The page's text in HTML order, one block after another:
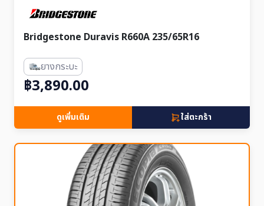
Bridgestone Duravis R660A 235/65R16
ยางกระบะ
฿3,890.00
ดูเพิ่มเติม ใส่ตะกร้า